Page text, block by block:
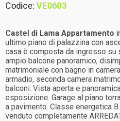
Codice:VE0603
Castel di Lama Appartamento
ultimo piano di palazzina con
casa è composta da ingresso su
ampio balcone panoramico,
matrimoniale con bagno in
armadio, seconda camera
balconi. Vista aperta e
esposizione. Garage al piano
a pavimento. Classe energetica
venduto completamente